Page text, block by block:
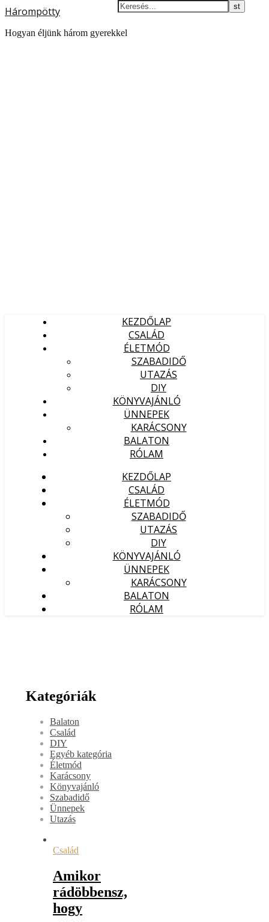
Hárompötty
Hogyan éljünk három gyerekkel
KEZDŐLAP
CSALÁD
ÉLETMÓD
SZABADIDŐ
UTAZÁS
DIY
KÖNYVAJÁNLÓ
ÜNNEPEK
KARÁCSONY
BALATON
RÓLAM
KEZDŐLAP
CSALÁD
ÉLETMÓD
SZABADIDŐ
UTAZÁS
DIY
KÖNYVAJÁNLÓ
ÜNNEPEK
KARÁCSONY
BALATON
RÓLAM
Kategóriák
Balaton
Család
DIY
Egyéb kategória
Életmód
Karácsony
Könyvajánló
Szabadidő
Ünnepek
Utazás
Család
Amikor
rádöbbensz,
hogy